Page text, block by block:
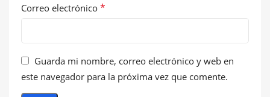
Correo electrónico *
Guarda mi nombre, correo electrónico y web en
este navegador para la próxima vez que comente.